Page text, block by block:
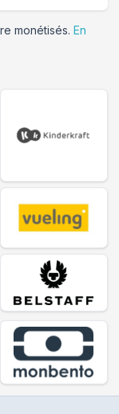
monétisés. En